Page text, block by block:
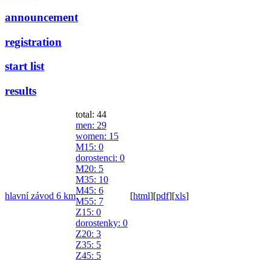
announcement
registration
start list
results
hlavní závod 6 km
total: 44
men: 29
women: 15
M15: 0
dorostenci: 0
M20: 5
M35: 10
M45: 6
M55: 7
Z15: 0
dorostenky: 0
Z20: 3
Z35: 5
Z45: 5
[html][pdf][xls]